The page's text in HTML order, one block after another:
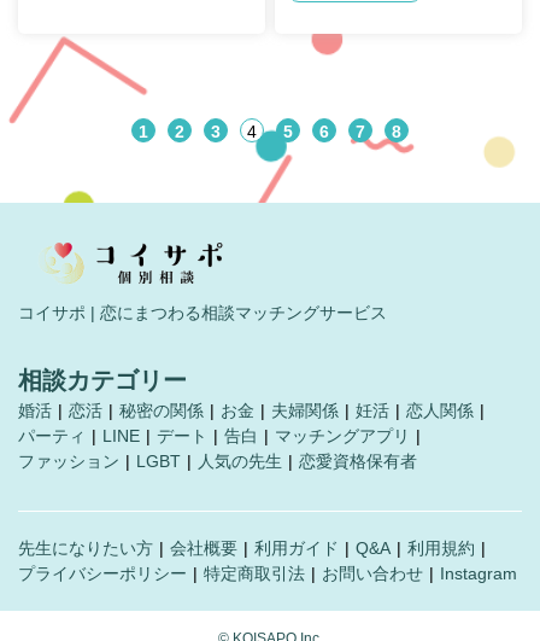
1 2 3 4 5 6 7 8
コイサポ | 恋にまつわる相談マッチングサービス
相談カテゴリー
婚活 恋活 秘密の関係 お金 夫婦関係 妊活
恋人関係
パーティ
LINE デート 告白
マッチングアプリ
ファッション
LGBT 人気の先生 恋愛資格保有者
先生になりたい方 会社概要 利用ガイド Q&A
利用規約
プライバシーポリシー
特定商取引法 お問い合わせ Instagram